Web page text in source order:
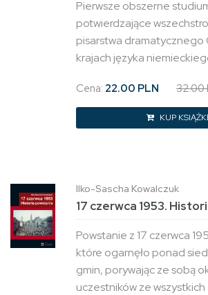
Pierwsze obszerne
potwierdzające
pisarstwa dramatycznego
krajach języka
Cena: 22.00 PLN 32.00
KUP
Ilko-Sascha Kowalczuk
17 czerwca 1953.
Powstanie z 17 czerwca
które ogarnęło ponad
gmin, porywając ze sobą
uczestników ze